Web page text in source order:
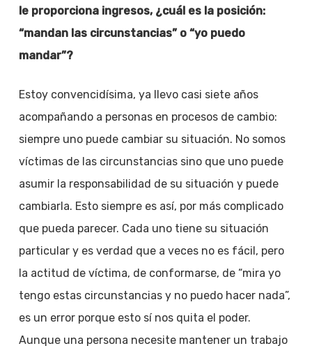
le proporciona ingresos, ¿cuál es la posición:
“mandan las circunstancias” o “yo puedo
mandar”?
Estoy convencidísima, ya llevo casi siete años
acompañando a personas en procesos de cambio:
siempre uno puede cambiar su situación. No somos
víctimas de las circunstancias sino que uno puede
asumir la responsabilidad de su situación y puede
cambiarla. Esto siempre es así, por más complicado
que pueda parecer. Cada uno tiene su situación
particular y es verdad que a veces no es fácil, pero
la actitud de víctima, de conformarse, de “mira yo
tengo estas circunstancias y no puedo hacer nada”,
es un error porque esto sí nos quita el poder.
Aunque una persona necesite mantener un trabajo